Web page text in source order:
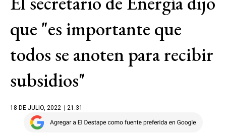
que "es importante que
todos se anoten para recibir
subsidios"
18 DE JULIO, 2022 | 21.31